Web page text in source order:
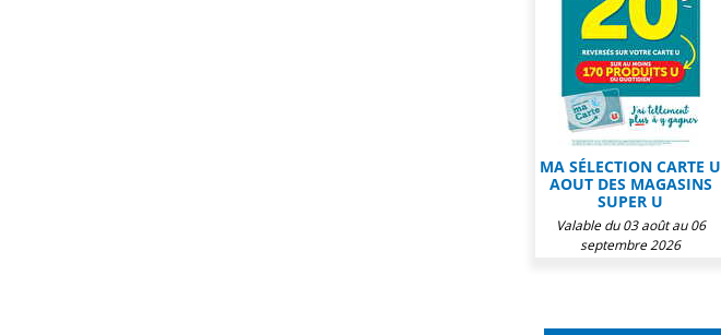
MA SÉLECTION CARTE U
AOUT DES MAGASINS
SUPER U
Valable du 03 août au 06
septembre 2026